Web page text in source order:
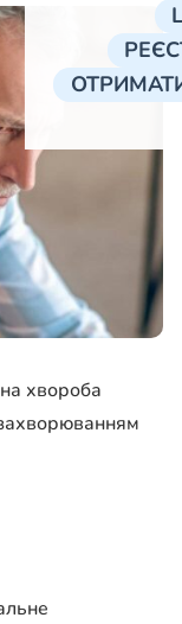
хвороба